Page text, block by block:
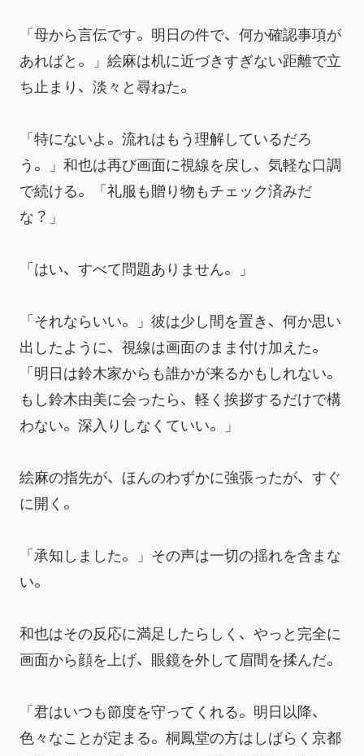
「母から言伝です。明日の件で、何か確認事項が
あればと。」絵麻は机に近づきすぎない距離で立
ち止まり、淡々と尋ねた。
「特にないよ。流れはもう理解しているだろ
う。」和也は再び画面に視線を戻し、気軽な口調
で続ける。「礼服も贈り物もチェック済みだ
な？」
「はい、すべて問題ありません。」
「それならいい。」彼は少し間を置き、何か思い
出したように、視線は画面のまま付け加えた。
「明日は鈴木家からも誰かが来るかもしれない。
もし鈴木由美に会ったら、軽く挨拶するだけで構
わない。深入りしなくていい。」
絵麻の指先が、ほんのわずかに強張ったが、すぐ
に開く。
「承知しました。」その声は一切の揺れを含まな
い。
和也はその反応に満足したらしく、やっと完全に
画面から顔を上げ、眼鏡を外して眉間を揉んだ。
「君はいつも節度を守ってくれる。明日以降、
色々なことが定まる。桐鳳堂の方はしばらく京都